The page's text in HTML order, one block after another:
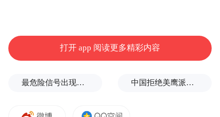
打开 app 阅读更多精彩内容
最危险信号出现！全球能源大动脉岌岌可危 中国拒绝美鹰派副防长访华？弦外之音被热议